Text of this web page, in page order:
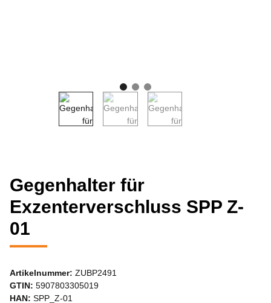
Gegenhalter für
Exzenterverschluss SPP Z-
01
Artikelnummer: ZUBP2491
GTIN: 5907803305019
HAN: SPP_Z-01